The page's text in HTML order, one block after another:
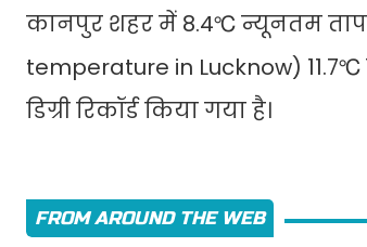
कानपुर शहर में 8.4℃ न्यूनतम
temperature in Lucknow)
डिग्री रिकॉर्ड किया गया है।
FROM AROUND THE WEB